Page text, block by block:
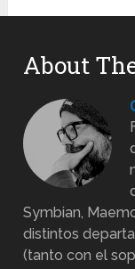
About
Symbian,
distintos
(tanto con el